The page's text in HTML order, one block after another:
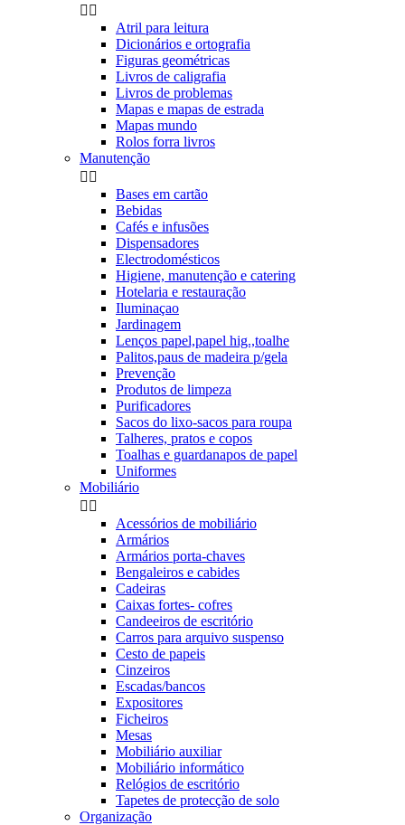
 
Atril para leitura
Dicionários e ortografia
Figuras geométricas
Livros de caligrafia
Livros de problemas
Mapas e mapas de estrada
Mapas mundo
Rolos forra livros
Manutenção
 
Bases em cartão
Bebidas
Cafés e infusões
Dispensadores
Electrodomésticos
Higiene, manutenção e catering
Hotelaria e restauração
Iluminaçao
Jardinagem
Lenços papel,papel hig.,toalhe
Palitos,paus de madeira p/gela
Prevenção
Produtos de limpeza
Purificadores
Sacos do lixo-sacos para roupa
Talheres, pratos e copos
Toalhas e guardanapos de papel
Uniformes
Mobiliário
 
Acessórios de mobiliário
Armários
Armários porta-chaves
Bengaleiros e cabides
Cadeiras
Caixas fortes- cofres
Candeeiros de escritório
Carros para arquivo suspenso
Cesto de papeis
Cinzeiros
Escadas/bancos
Expositores
Ficheiros
Mesas
Mobiliário auxiliar
Mobiliário informático
Relógios de escritório
Tapetes de protecção de solo
Organização